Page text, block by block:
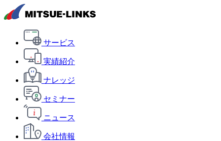
サービス
実績紹介
ナレッジ
セミナー
ニュース
会社情報